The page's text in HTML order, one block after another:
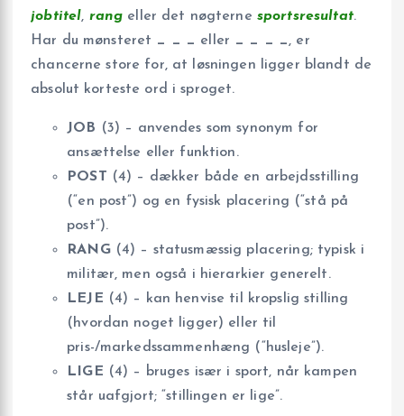
jobtitel, rang eller det nøgterne sportsresultat.
Har du mønsteret _ _ _ eller _ _ _ _, er
chancerne store for, at løsningen ligger blandt de
absolut korteste ord i sproget.
JOB (3) – anvendes som synonym for
ansættelse eller funktion.
POST (4) – dækker både en arbejdsstilling
(“en post”) og en fysisk placering (“stå på
post”).
RANG(4) – statusmæssig placering; typisk i
militær, men også i hierarkier generelt.
LEJE (4) – kan henvise til kropslig stilling
(hvordan noget ligger) eller til
pris-/markedssammenhæng (“husleje”).
LIGE (4) – bruges især i sport, når kampen
står uafgjort; “stillingen er lige”.